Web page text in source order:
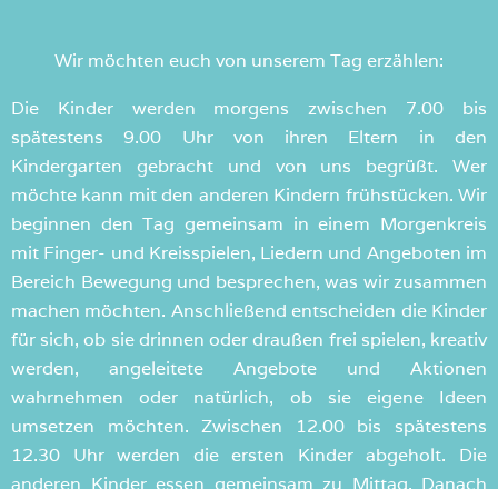
Wir möchten euch von unserem Tag erzählen:
Die Kinder werden morgens zwischen 7.00 bis
spätestens 9.00 Uhr von ihren Eltern in den
Kindergarten gebracht und von uns begrüßt. Wer
möchte kann mit den anderen Kindern frühstücken. Wir
beginnen den Tag gemeinsam in einem Morgenkreis
mit Finger- und Kreisspielen, Liedern und Angeboten im
Bereich Bewegung und besprechen, was wir zusammen
machen möchten. Anschließend entscheiden die Kinder
für sich, ob sie drinnen oder draußen frei spielen, kreativ
werden, angeleitete Angebote und Aktionen
wahrnehmen oder natürlich, ob sie eigene Ideen
umsetzen möchten. Zwischen 12.00 bis spätestens
12.30 Uhr werden die ersten Kinder abgeholt. Die
anderen Kinder essen gemeinsam zu Mittag. Danach